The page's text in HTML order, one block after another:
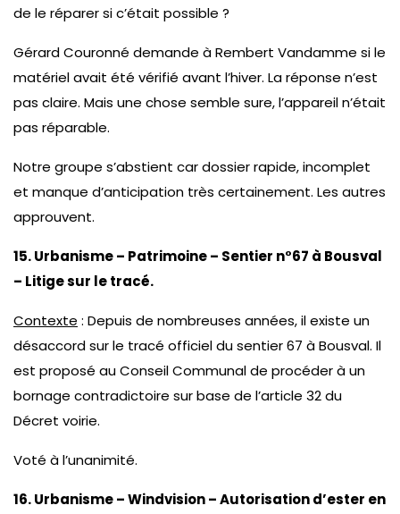
de le réparer si c’était possible ?
Gérard Couronné demande à Rembert Vandamme si le
matériel avait été vérifié avant l’hiver. La réponse n’est
pas claire. Mais une chose semble sure, l’appareil n’était
pas réparable.
Notre groupe s’abstient car dossier rapide, incomplet
et manque d’anticipation très certainement. Les autres
approuvent.
15. Urbanisme – Patrimoine – Sentier n°67 à Bousval
– Litige sur le tracé.
Contexte : Depuis de nombreuses années, il existe un
désaccord sur le tracé officiel du sentier 67 à Bousval. Il
est proposé au Conseil Communal de procéder à un
bornage contradictoire sur base de l’article 32 du
Décret voirie.
Voté à l’unanimité.
16. Urbanisme – Windvision – Autorisation d’ester en